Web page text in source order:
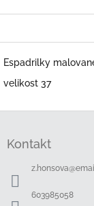
Espadrilky
velikost 37
Kontakt
z.honsova@
603985058